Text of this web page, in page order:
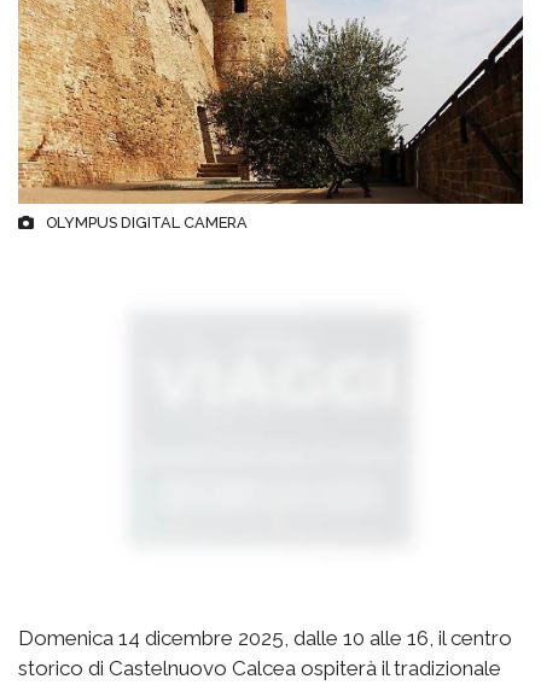
OLYMPUS DIGITAL CAMERA
Domenica 14 dicembre 2025, dalle 10 alle 16, il centro
storico di Castelnuovo Calcea ospiterà il tradizionale